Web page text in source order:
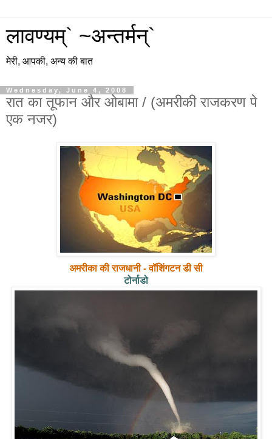
लावण्यम्` ~अन्तर्मन्`
मेरी, आपकी, अन्य की बात
Wednesday, June 4, 2008
रात का तूफान और ओबामा / (अमरीकी राजकरण पे
एक नजर)
अमरीका की राजधानी - वॉशिंगटन डी सी
टोर्नाडो